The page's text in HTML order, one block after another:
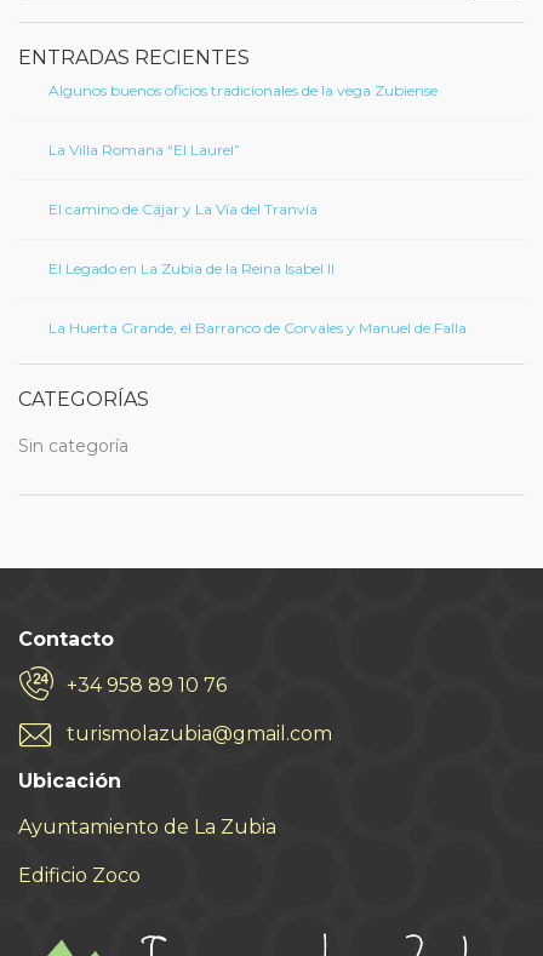
ENTRADAS RECIENTES
Algunos buenos oficios tradicionales de la vega Zubiense
La Villa Romana “El Laurel”
El camino de Cájar y La Vía del Tranvía
El Legado en La Zubia de la Reina Isabel II
La Huerta Grande, el Barranco de Corvales y Manuel de Falla
CATEGORÍAS
Sin categoría
Contacto
+34 958 89 10 76
turismolazubia@gmail.com
Ubicación
Ayuntamiento de La Zubia
Edificio Zoco